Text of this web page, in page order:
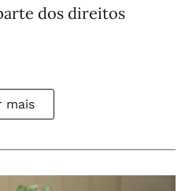
dos direitos
mais